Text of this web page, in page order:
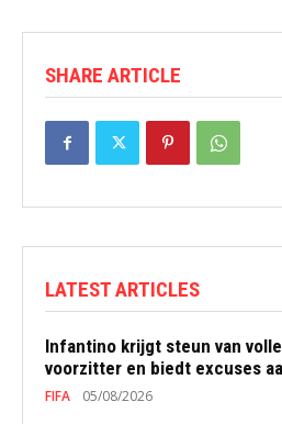
SHARE ARTICLE
LATEST ARTICLES
Infantino krijgt steun van
voorzitter en biedt excuses
FIFA 05/08/2026